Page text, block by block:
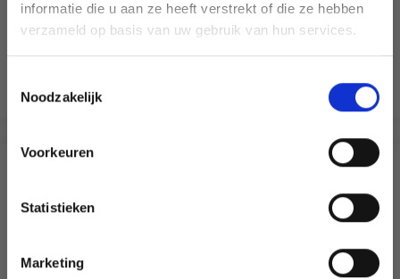
informatie die u aan ze heeft verstrekt of die ze hebben
verzameld op basis van uw gebruik van hun services.
Noodzakelijk
Voorkeuren
Statistieken
Marketing
203-21 PARFUM D'AUTOMNE PAR DROPS DESIGN
Voeg toe aan winkelwagen
Soyez le premier à connaître nos soldes et
Wil je liever nieuws ontvangen over onze